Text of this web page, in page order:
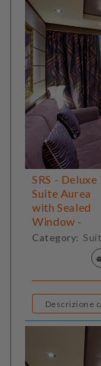
SRS - Deluxe
Suite Aurea
with Sealed
Window -
Category: